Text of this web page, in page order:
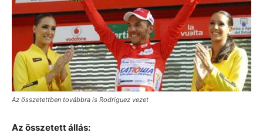
Az összetettben továbbra is Rodriguez vezet
Az összetett állás: